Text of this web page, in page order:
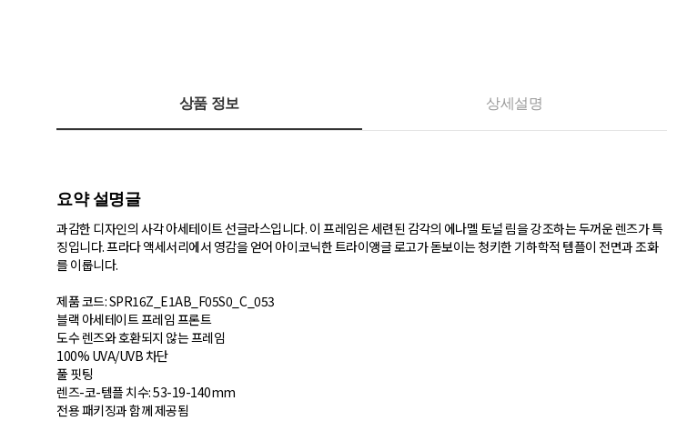
상품 정보 상세설명
요약 설명글
과감한 디자인의 사각 아세테이트 선글라스입니다. 이 프레임은 세련된 감각의 에나멜 토널 림을 강조하는 두꺼운 렌즈가 특
징입니다. 프라다 액세서리에서 영감을 얻어 아이코닉한 트라이앵글 로고가 돋보이는 청키한 기하학적 템플이 전면과 조화
를 이룹니다.
제품 코드: SPR16Z_E1AB_F05S0_C_053
블랙 아세테이트 프레임 프론트
도수 렌즈와 호환되지 않는 프레임
100% UVA/UVB 차단
풀 핏팅
렌즈-코-템플 치수: 53-19-140mm
전용 패키징과 함께 제공됨